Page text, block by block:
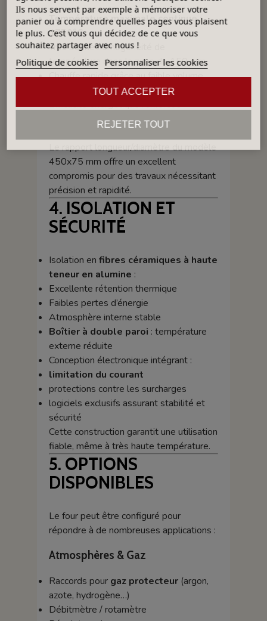
Température maximale continue :
1750°C
Très bonne homogénéité de
température dans la zone de 150 mm
Chauffe rapide grâce au faible volume
Efficacité énergétique renforcée
Adapté aux cycles complexes et
Le rapport longueur/diamètre du modèle
450x75 mm offre un excellent
compromis pour des travaux nécessitant
précision et rapidité.
4. ISOLATION ET
SÉCURITÉ
Isolation en fibres céramiques à haute
teneur en alumine :
Excellente rétention thermique
Faibles pertes d’énergie
Atmosphère interne stable
Boîtier à double paroi : température
externe réduite
Conception électronique intégrant :
limitation du courant
protections contre les surcharges
logiciels exclusifs assurant stabilité et
sécurité
Cette construction garantit une utilisation
fiable, même à très haute température.
5. OPTIONS
DISPONIBLES
Le four peut être configuré pour
répondre à de nombreuses applications :
Atmosphères & Gaz
Raccords pour gaz protecteur(argon,
azote, hydrogène…)
Débitmètre / rotamètre
Ils nous servent par exemple à mémoriser votre
panier ou à comprendre quelles pages vous plaisent
le plus. C'est vous qui décidez de ce que vous
souhaitez partager avec nous !
Politique de cookies Personnaliser les cookies
REJETER TOUT
TOUT ACCEPTER